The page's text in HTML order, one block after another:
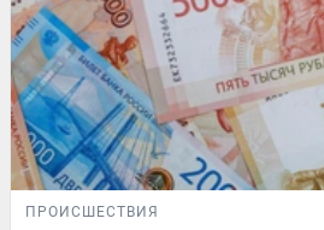
ПРОИСШЕСТВИЯ